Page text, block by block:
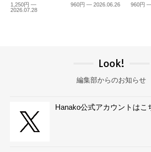
1,250円 —
2026.07.28
960円 — 2026.06.26 960円
Look!
編集部からのお知らせ
Hanako公式アカウントはこ